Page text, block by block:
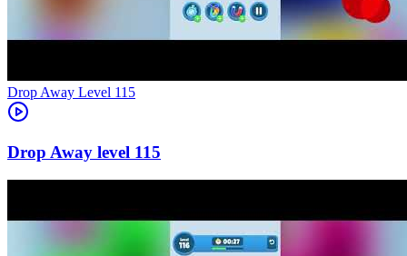
Level 115
115